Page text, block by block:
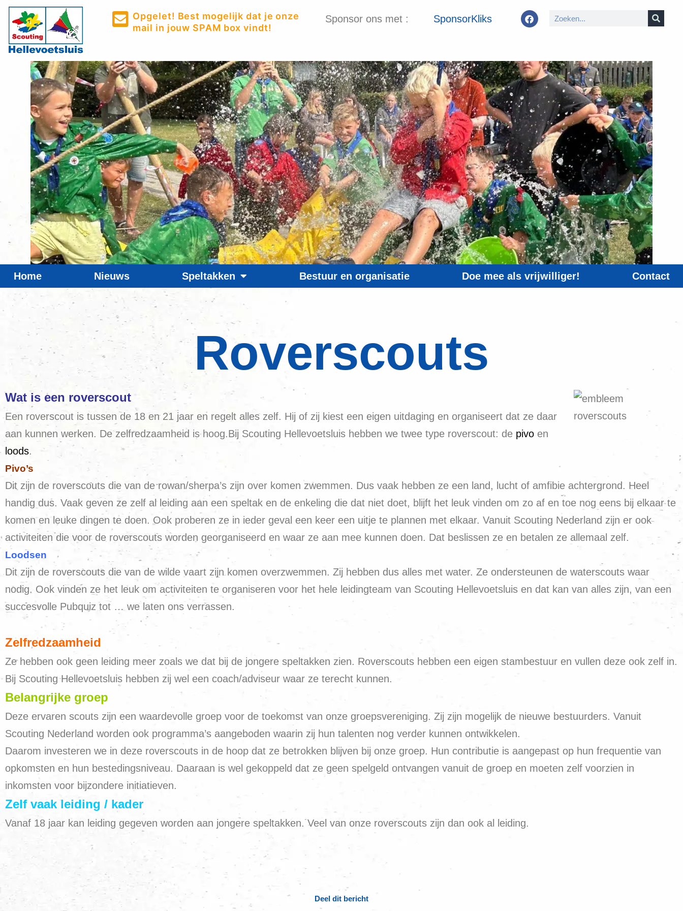
Opgelet! Best mogelijk dat je onze
mail in jouw SPAM box vindt!
Sponsor ons met : SponsorKliks
Home Nieuws Speltakken Bestuur en organisatie Doe mee als vrijwilliger! Contact
Roverscouts
Wat is een roverscout
Een roverscout is tussen de 18 en 21 jaar en regelt alles zelf. Hij of zij kiest een eigen uitdaging en organiseert dat ze daar
aan kunnen werken. De zelfredzaamheid is hoog.Bij Scouting Hellevoetsluis hebben we twee type roverscout: de pivo en
loods.
Pivo’s
Dit zijn de roverscouts die van de rowan/sherpa’s zijn over komen zwemmen. Dus vaak hebben ze een land, lucht of amfibie achtergrond. Heel
handig dus. Vaak geven ze zelf al leiding aan een speltak en de enkeling die dat niet doet, blijft het leuk vinden om zo af en toe nog eens bij elkaar te
komen en leuke dingen te doen. Ook proberen ze in ieder geval een keer een uitje te plannen met elkaar. Vanuit Scouting Nederland zijn er ook
activiteiten die voor de roverscouts worden georganiseerd en waar ze aan mee kunnen doen. Dat beslissen ze en betalen ze allemaal zelf.
Loodsen
Dit zijn de roverscouts die van de wilde vaart zijn komen overzwemmen. Zij hebben dus alles met water. Ze ondersteunen de waterscouts waar
nodig. Ook vinden ze het leuk om activiteiten te organiseren voor het hele leidingteam van Scouting Hellevoetsluis en dat kan van alles zijn, van een
succesvolle Pubquiz tot … we laten ons verrassen.
Zelfredzaamheid
Ze hebben ook geen leiding meer zoals we dat bij de jongere speltakken zien. Roverscouts hebben een eigen stambestuur en vullen deze ook zelf in.
Bij Scouting Hellevoetsluis hebben zij wel een coach/adviseur waar ze terecht kunnen.
Belangrijke groep
Deze ervaren scouts zijn een waardevolle groep voor de toekomst van onze groepsvereniging. Zij zijn mogelijk de nieuwe bestuurders. Vanuit
Scouting Nederland worden ook programma’s aangeboden waarin zij hun talenten nog verder kunnen ontwikkelen.
Daarom investeren we in deze roverscouts in de hoop dat ze betrokken blijven bij onze groep. Hun contributie is aangepast op hun frequentie van
opkomsten en hun bestedingsniveau. Daaraan is wel gekoppeld dat ze geen spelgeld ontvangen vanuit de groep en moeten zelf voorzien in
inkomsten voor bijzondere initiatieven.
Zelf vaak leiding / kader
Vanaf 18 jaar kan leiding gegeven worden aan jongere speltakken. Veel van onze roverscouts zijn dan ook al leiding.
Deel dit bericht